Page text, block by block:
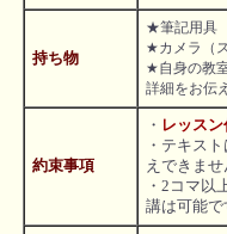
持ち物
★筆記用具
★カメラ（
★自身の教
詳細をお伝
約束事項
・ レッス
・テキス
えできませ
・2コマ以
講は可能で